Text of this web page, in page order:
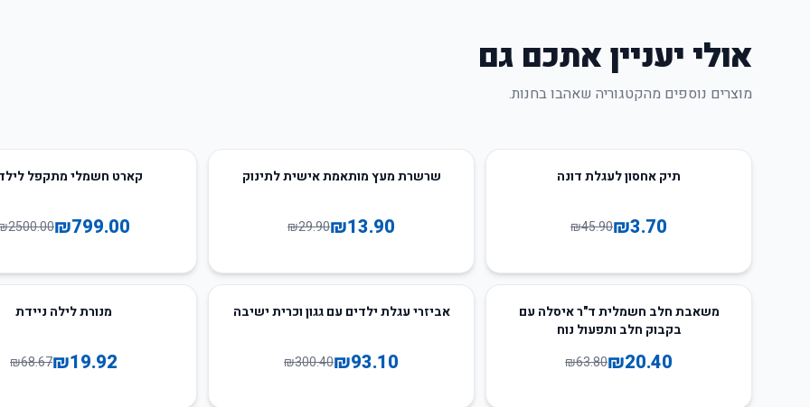
אולי יעניין אתכם גם
מוצרים נוספים מהקטגוריה שאהבו בחנות.
תיק אחסון לעגלת דונה
₪3.70
₪45.90
54שרשרת מעץ מותאמת אישית לתינוק
₪13.90
₪29.90
קארט חשמלי מתקפל
₪799.00
2500.00
68משאבת חלב חשמלית ד"ר איסלה עם
בקבוק חלב ותפעול נוח
₪20.40
₪63.80
69
אביזרי עגלת ילדים עם גגון וכרית ישיבה
₪93.10
₪300.40
מנורת לילה ניידת
₪19.92
₪68.67